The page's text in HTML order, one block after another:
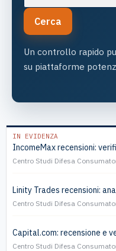
Cerca
Un controllo rapido
su piattaforme
IN EVIDENZA
IncomeMax recensioni:
Centro Studi Difesa
Linity Trades recensioni:
Centro Studi Difesa
Capital.com: recensione e
Centro Studi Difesa